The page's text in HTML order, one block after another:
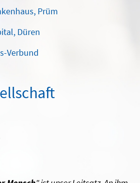
Prüm
Düren
Verbund